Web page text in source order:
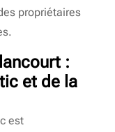
propriétaires
:
et de la
est